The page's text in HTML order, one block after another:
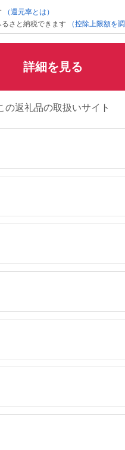
出典：ふるなび
5.0
出典：ふるさとチ
5.0
（還元率とは）
さと納税できます
（控除上限額を調
詳細を見る
の返礼品の取扱いサイト